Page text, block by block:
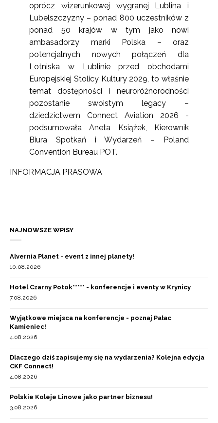
oprócz wizerunkowej wygranej Lublina i
Lubelszczyzny – ponad 800 uczestników z
ponad 50 krajów w tym jako nowi
ambasadorzy marki Polska – oraz
potencjalnych nowych połączeń dla
Lotniska w Lublinie przed obchodami
Europejskiej Stolicy Kultury 2029, to właśnie
temat dostępności i neuroróżnorodności
pozostanie swoistym legacy –
dziedzictwem Connect Aviation 2026 -
podsumowała Aneta Książek, Kierownik
Biura Spotkań i Wydarzeń – Poland
Convention Bureau POT.
INFORMACJA PRASOWA
NAJNOWSZE WPISY
Alvernia Planet - event z innej planety!
10.08.2026
Hotel Czarny Potok***** - konferencje i eventy w Krynicy
7.08.2026
Wyjątkowe miejsca na konferencje - poznaj Pałac
Kamieniec!
4.08.2026
Dlaczego dziś zapisujemy się na wydarzenia? Kolejna edycja
CKF Connect!
4.08.2026
Polskie Koleje Linowe jako partner biznesu!
3.08.2026